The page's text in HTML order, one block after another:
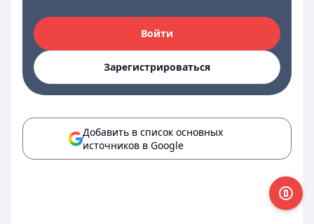
Войти
Зарегистрироваться
Добавить в список основных
источников в Google